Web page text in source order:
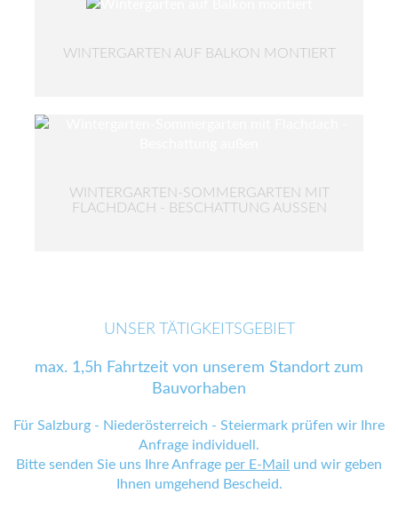
WINTERGARTEN AUF BALKON MONTIERT
WINTERGARTEN-SOMMERGARTEN MIT
FLACHDACH - BESCHATTUNG AUSSEN
UNSER TÄTIGKEITSGEBIET
max. 1,5h Fahrtzeit von unserem Standort zum
Bauvorhaben
Für Salzburg - Niederösterreich - Steiermark prüfen wir Ihre
Anfrage individuell.
Bitte senden Sie uns Ihre Anfrage per E-Mail
und wir geben
Ihnen umgehend Bescheid.